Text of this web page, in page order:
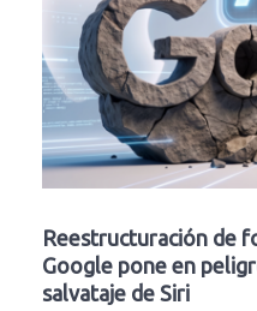
Reestructuración de
Google pone en
salvataje de Siri